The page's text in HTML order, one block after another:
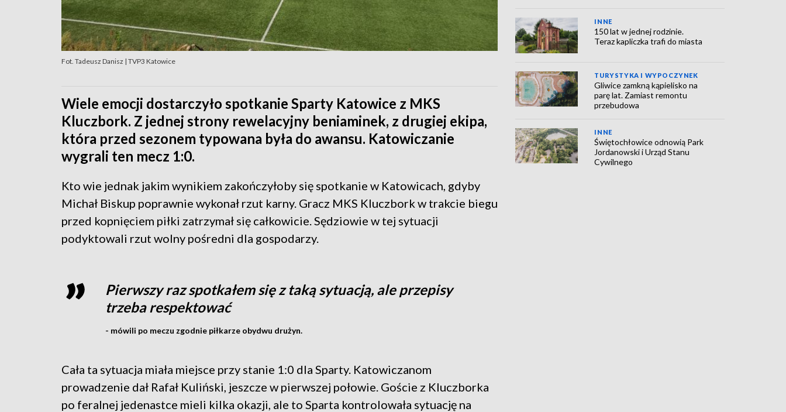
Fot. Tadeusz Danisz | TVP3 Katowice
Wiele emocji dostarczyło spotkanie Sparty Katowice z MKS
Kluczbork. Z jednej strony rewelacyjny beniaminek, z drugiej ekipa,
która przed sezonem typowana była do awansu. Katowiczanie
wygrali ten mecz 1:0.
Kto wie jednak jakim wynikiem zakończyłoby się spotkanie w Katowicach, gdyby
Michał Biskup poprawnie wykonał rzut karny. Gracz MKS Kluczbork w trakcie biegu
przed kopnięciem piłki zatrzymał się całkowicie. Sędziowie w tej sytuacji
podyktowali rzut wolny pośredni dla gospodarzy.
Pierwszy raz spotkałem się z taką sytuacją, ale przepisy
trzeba respektować
- mówili po meczu zgodnie piłkarze obydwu drużyn.
Cała ta sytuacja miała miejsce przy stanie 1:0 dla Sparty. Katowiczanom
prowadzenie dał Rafał Kuliński, jeszcze w pierwszej połowie. Goście z Kluczborka
po feralnej jedenastce mieli kilka okazji, ale to Sparta kontrolowała sytuację na
INNE
150 lat w jednej rodzinie.
Teraz kapliczka trafi do miasta
TURYSTYKA I WYPOCZYNEK
Gliwice zamkną kąpielisko na
parę lat. Zamiast remontu
przebudowa
INNE
Świętochłowice odnowią Park
Jordanowski i Urząd Stanu
Cywilnego